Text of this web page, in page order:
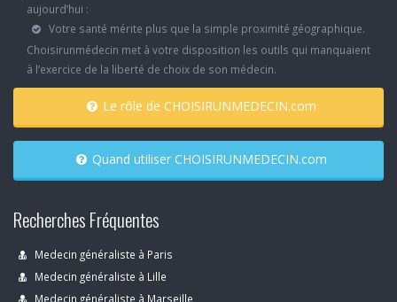
aujourd’hui :
Votre santé mérite plus que la simple proximité géographique.
Choisirunmédecin met à votre disposition les outils qui manquaient
à l’exercice de la liberté de choix de son médecin.
Le rôle de CHOISIRUNMEDECIN.com
Quand utiliser CHOISIRUNMEDECIN.com
Recherches Fréquentes
Medecin généraliste à Paris
Medecin généraliste à Lille
Medecin généraliste à Marseille